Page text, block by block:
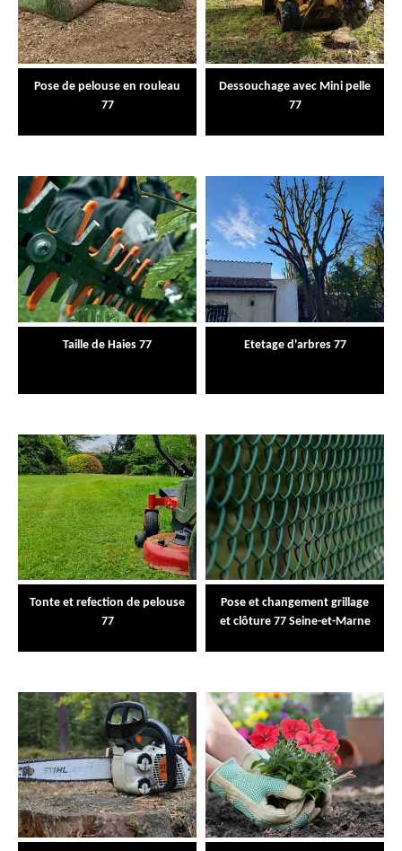
Pose de pelouse en rouleau
77
Dessouchage avec Mini pelle
77
Taille de Haies 77 Etetage d'arbres 77
Tonte et refection de pelouse
77
Pose et changement grillage
et clôture 77 Seine-et-Marne